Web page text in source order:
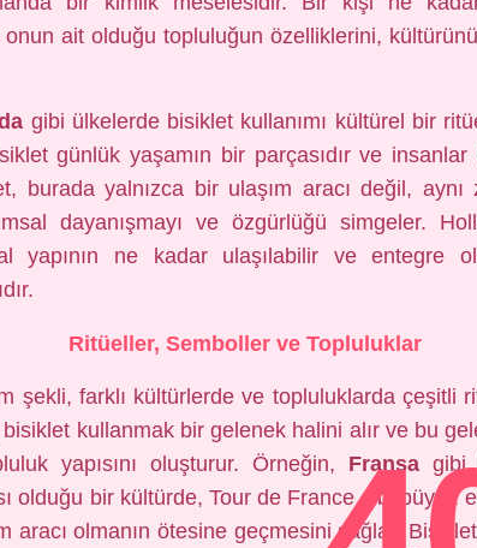
ait olduğu topluluğun özelliklerini,
gibi ülkelerde bisiklet kullanımı kültürel bir
günlük yaşamın bir parçasıdır ve
burada yalnızca bir ulaşım aracı değil, aynı
dayanışmayı ve özgürlüğü simgeler.
yapının ne kadar ulaşılabilir ve entegre
Ritüeller, Semboller ve Topluluklar
şekli, farklı kültürlerde ve topluluklarda çeşitli
bisiklet kullanmak bir gelenek halini alır ve bu
yapısını oluşturur. Örneğin, Fransagibi
olduğu bir kültürde, Tour de France gibi büyük
aracı olmanın ötesine geçmesini sağlar.